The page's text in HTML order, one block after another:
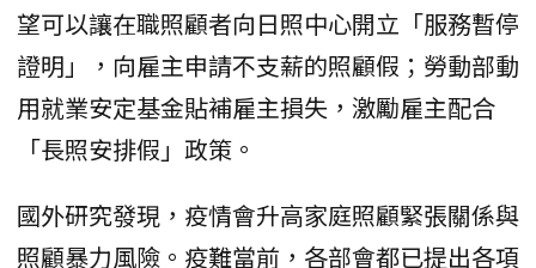
望可以讓在職照顧者向日照中心開立「服務暫停
證明」，向雇主申請不支薪的照顧假；勞動部動
用就業安定基金貼補雇主損失，激勵雇主配合
「長照安排假」政策。
國外研究發現，疫情會升高家庭照顧緊張關係與
照顧暴力風險。疫難當前，各部會都已提出各項